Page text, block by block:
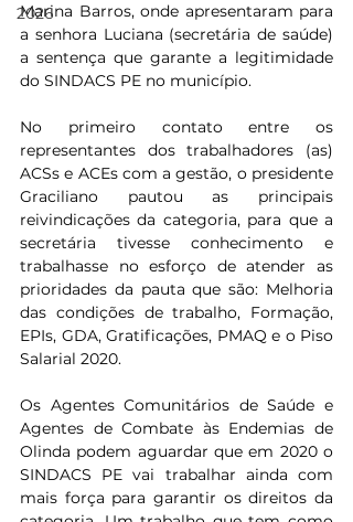
2026
Marina Barros, onde apresentaram para
a senhora Luciana (secretária de saúde)
a sentença que garante a legitimidade
do SINDACS PE no município.
No primeiro contato entre os
representantes dos trabalhadores (as)
ACSs e ACEs com a gestão, o presidente
Graciliano pautou as principais
reivindicações da categoria, para que a
secretária tivesse conhecimento e
trabalhasse no esforço de atender as
prioridades da pauta que são: Melhoria
das condições de trabalho, Formação,
EPIs, GDA, Gratificações, PMAQ e o Piso
Salarial 2020.
Os Agentes Comunitários de Saúde e
Agentes de Combate às Endemias de
Olinda podem aguardar que em 2020 o
SINDACS PE vai trabalhar ainda com
mais força para garantir os direitos da